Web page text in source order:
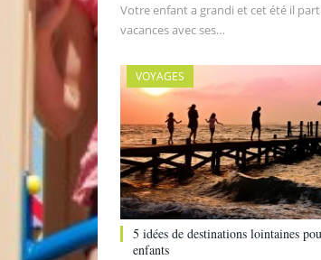
Votre enfant a grandi et cet été il
vacances avec ses…
VOYAGES
5 idées de destinations lointaines
enfants